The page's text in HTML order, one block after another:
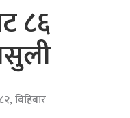
८६
बिहिबार